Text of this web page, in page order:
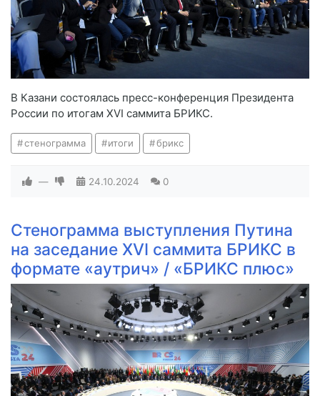
В Казани состоялась пресс-конференция Президента
России по итогам XVI саммита БРИКС.
стенограмма итоги брикс
— 24.10.2024 0
Стенограмма выступления Путина
на заседание XVI саммита БРИКС в
формате «аутрич» / «БРИКС плюс»